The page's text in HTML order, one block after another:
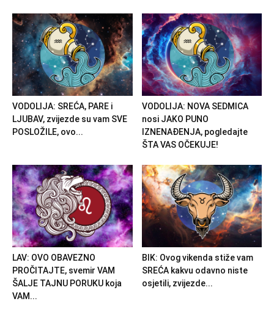
VODOLIJA: SREĆA, PARE i
LJUBAV, zvijezde su vam SVE
POSLOŽILE, ovo...
VODOLIJA: NOVA SEDMICA
nosi JAKO PUNO
IZNENAĐENJA, pogledajte
ŠTA VAS OČEKUJE!
LAV: OVO OBAVEZNO
PROČITAJTE, svemir VAM
ŠALJE TAJNU PORUKU koja
VAM...
BIK: Ovog vikenda stiže vam
SREĆA kakvu odavno niste
osjetili, zvijezde...